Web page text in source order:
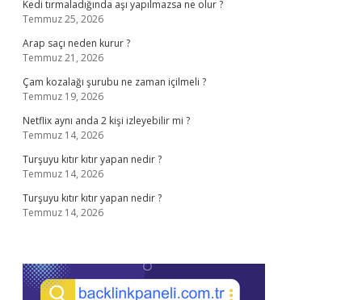
Kedi tırmaladığında aşı yapılmazsa ne olur ?
Temmuz 25, 2026
Arap saçı neden kurur ?
Temmuz 21, 2026
Çam kozalağı şurubu ne zaman içilmeli ?
Temmuz 19, 2026
Netflix aynı anda 2 kişi izleyebilir mi ?
Temmuz 14, 2026
Turşuyu kıtır kıtır yapan nedir ?
Temmuz 14, 2026
Turşuyu kıtır kıtır yapan nedir ?
Temmuz 14, 2026